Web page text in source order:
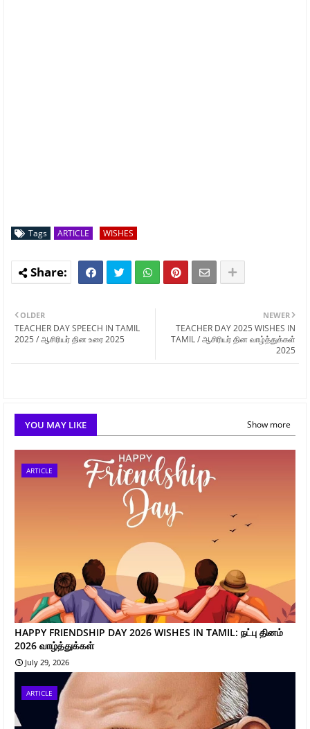
Tags ARTICLE WISHES
NEWER
TEACHER DAY 2025 WISHES IN
TAMIL / ஆசிரியர் தின வாழ்த்துக்கள்
2025
OLDER
TEACHER DAY SPEECH IN TAMIL
2025 / ஆசிரியர் தின உரை 2025
YOU MAY LIKE Show more
ARTICLE
HAPPY FRIENDSHIP DAY 2026 WISHES IN TAMIL: நட்பு தினம்
2026 வாழ்த்துக்கள்
July 29, 2026
ARTICLE